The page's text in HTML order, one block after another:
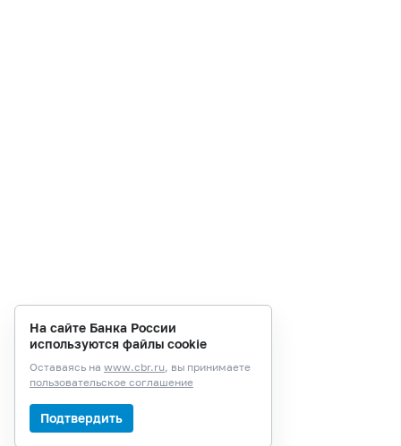
На сайте Банка России
используются файлы cookie
Оставаясь на www.cbr.ru, вы принимаете
пользовательское соглашение
Подтвердить